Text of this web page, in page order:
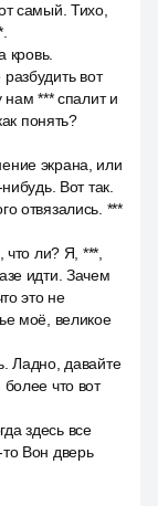
самый. Тихо,
кровь.
вот
нам *** спалит и
понять?
экрана, или
Вот так.
отвязались. ***
ли? Я, ***,
идти. Зачем
это не
моё, великое
Ладно, давайте
что вот
здесь все
Вон дверь